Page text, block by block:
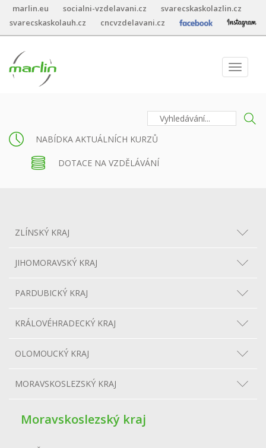
marlin.eu socialni-vzdelavani.cz
svarecskaskolazlin.cz
svarecskaskolauh.cz
cncvzdelavani.cz
Toggle
NABÍDKA AKTUÁLNÍCH KURZŮ
DOTACE NA VZDĚLÁVÁNÍ
ZLÍNSKÝ KRAJ
JIHOMORAVSKÝ KRAJ
PARDUBICKÝ KRAJ
KRÁLOVÉHRADECKÝ KRAJ
OLOMOUCKÝ KRAJ
MORAVSKOSLEZSKÝ KRAJ
Moravskoslezský kraj